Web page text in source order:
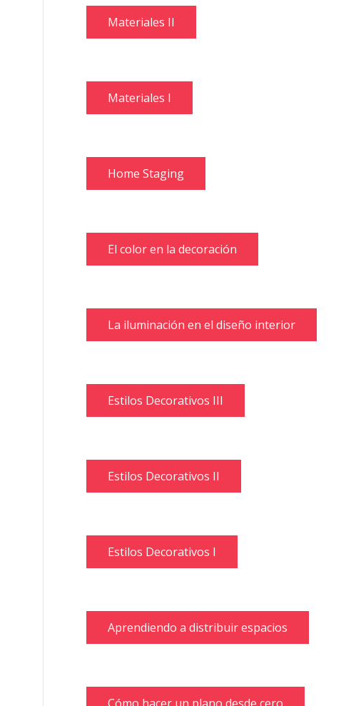
Materiales II
Materiales I
Home Staging
El color en la decoración
La iluminación en el diseño interior
Estilos Decorativos III
Estilos Decorativos II
Estilos Decorativos I
Aprendiendo a distribuir espacios